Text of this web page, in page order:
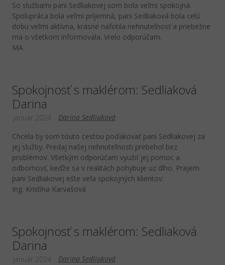
So službami pani Sedliakovej som bola veľmi spokojná.
Spolupráca bola veľmi príjemná, pani Sedliaková bola celú
dobu veľmi aktívna, krásne nafotila nehnuteľnosť a priebežne
ma o všetkom informovala. Vrelo odporúčam.
MA
Spokojnosť s maklérom: Sedliaková
Darina
Darina Sedliaková
január 2024
Chcela by som touto cestou poďakovať pani Sedliakovej za
jej služby. Predaj našej nehnuteľnosti prebehol bez
problémov. Všetkým odporúčam využiť jej pomoc a
odbornosť, keďže sa v realitách pohybuje uz dlho. Prajem
pani Sedliakovej ešte veľa spokojných klientov.
Ing. Kristína Karvašová
Spokojnosť s maklérom: Sedliaková
Darina
Darina Sedliaková
január 2024